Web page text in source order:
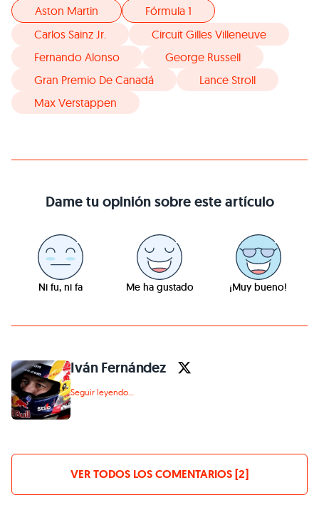
Aston Martin
Fórmula 1
Carlos Sainz Jr.
Circuit Gilles Villeneuve
Fernando Alonso
George Russell
Gran Premio De Canadá
Lance Stroll
Max Verstappen
Dame tu opinión sobre este artículo
Ni fu, ni fa Me ha gustado ¡Muy bueno!
Iván Fernández
Seguir leyendo...
VER TODOS LOS COMENTARIOS [2]